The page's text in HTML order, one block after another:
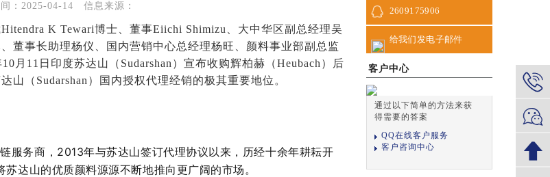
：2025-04-14 信息来源：
K Tewari博士、董事Eiichi Shimizu、大中华区副总经理吴
董事长助理杨仪、国内营销中心总经理杨旺、颜料事业部副总监
月11日印度苏达山（Sudarshan）宣布收购辉柏赫（Heubach）后
山（Sudarshan）国内授权代理经销的极其重要地位。
服务商， 2013年与苏达山签订代理协议以来，历经十余年耕耘开
苏达山的优质颜料源源不断地推向更广阔的市场。
2609175906
给我们发电子邮件
客户中心
通过以下简单的方法来获
得需要的答案
QQ在线客户服务
客户咨询中心